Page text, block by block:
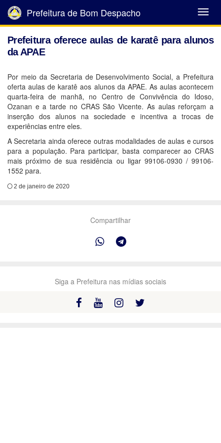
Abrir
Menu
Prefeitura de Bom Despacho
Prefeitura oferece aulas de karatê para alunos
da APAE
Por meio da Secretaria de Desenvolvimento Social, a Prefeitura
oferta aulas de karatê aos alunos da APAE. As aulas acontecem
quarta-feira de manhã, no Centro de Convivência do Idoso,
Ozanan e a tarde no CRAS São Vicente. As aulas reforçam a
inserção dos alunos na sociedade e incentiva a trocas de
experiências entre eles.
A Secretaria ainda oferece outras modalidades de aulas e cursos
para a população. Para participar, basta comparecer ao CRAS
mais próximo de sua residência ou ligar 99106-0930 / 99106-
1552 para.
2 de janeiro de 2020
Compartilhar
Siga a Prefeitura nas mídias sociais